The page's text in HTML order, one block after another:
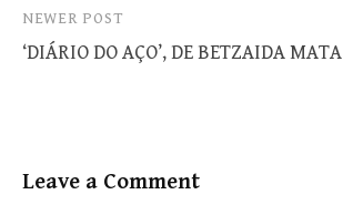
NEWER POST
‘DIÁRIO DO AÇO’, DE BETZAIDA MATA
Leave a Comment